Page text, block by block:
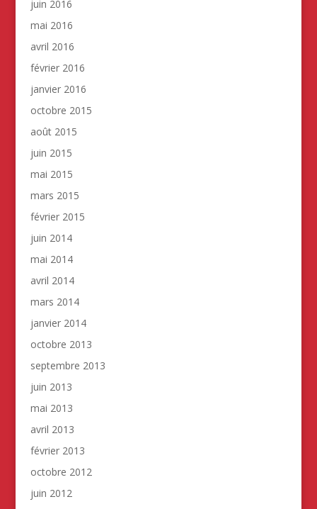
juin 2016
mai 2016
avril 2016
février 2016
janvier 2016
octobre 2015
août 2015
juin 2015
mai 2015
mars 2015
février 2015
juin 2014
mai 2014
avril 2014
mars 2014
janvier 2014
octobre 2013
septembre 2013
juin 2013
mai 2013
avril 2013
février 2013
octobre 2012
juin 2012